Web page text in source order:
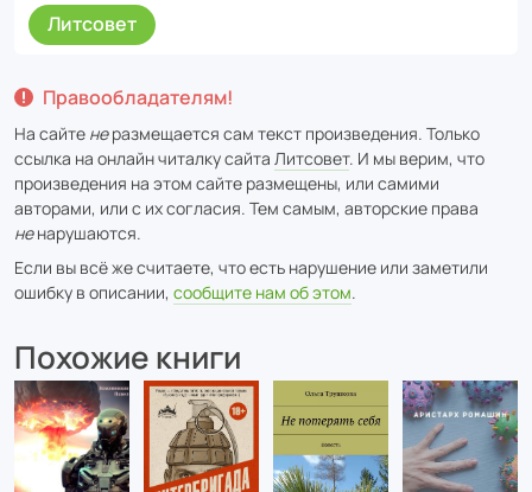
Литсовет
Правообладателям!
На сайте неразмещается сам текст произведения. Только
ссылка на онлайн читалку сайта Литсовет. И мы верим, что
произведения на этом сайте размещены, или самими
авторами, или с их согласия. Тем самым, авторские права
ненарушаются.
Если вы всё же считаете, что есть нарушение или заметили
ошибку в описании, сообщите нам об этом.
Похожие книги